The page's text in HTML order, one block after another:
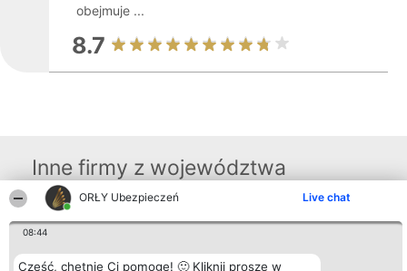
ORŁY Ubezpieczeń Live chat
08:44
Cześć, chętnie Ci pomogę! 🙂 Kliknij proszę w
obejmuje ...
8.7
Inne firmy z województwa
Organizator plebiscytu
o. sp. k.
ul. Ruska 22
Plebiscyt
Lista
wszystkich
Kontakt